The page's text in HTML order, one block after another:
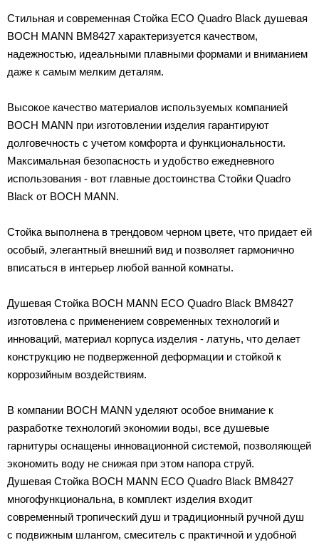
Стильная и современная Стойка ECO Quadro Black душевая
BOCH MANN BM8427 характеризуется качеством,
надежностью, идеальными плавными формами и вниманием
даже к самым мелким деталям.
Высокое качество материалов используемых компанией
BOCH MANN при изготовлении изделия гарантируют
долговечность с учетом комфорта и функциональности.
Максимальная безопасность и удобство ежедневного
использования - вот главные достоинства Стойки Quadro
Black от BOCH MANN.
Стойка выполнена в трендовом черном цвете, что придает ей
особый, элегантный внешний вид и позволяет гармонично
вписаться в интерьер любой ванной комнаты.
Душевая Стойка BOCH MANN ECO Quadro Black BM8427
изготовлена с применением современных технологий и
инноваций, материал корпуса изделия - латунь, что делает
конструкцию не подверженной деформации и стойкой к
коррозийным воздействиям.
В компании BOCH MANN уделяют особое внимание к
разработке технологий экономии воды, все душевые
гарнитуры оснащены инновационной системой, позволяющей
экономить воду не снижая при этом напора струй.
Душевая Стойка BOCH MANN ECO Quadro Black BM8427
многофункциональна, в комплект изделия входит
современный тропический душ и традиционный ручной душ
с подвижным шлангом, смеситель с практичной и удобной